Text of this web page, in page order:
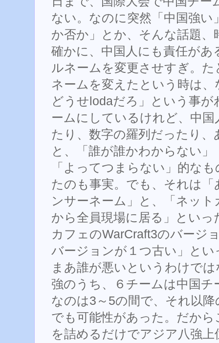
ない。なのに突然「中国強
か否か」とか、そんな話題
確かに、中国人にも責任が
ルネームを変更させすぎ。
ネームを変えたという時は
どうせlodaだろ」という事
ームにしているけれど、中
たり、数字の羅列だったり
と、「誰が誰かわからない
「よってつまらない」的な
たのも事実。でも、それは
ンサーネーム」と、「ネッ
から全員現場に居る」とい
カフェのWarCraft3のバージ
バージョンが１つ古い」と
まあ誰が悪いというわけで
強のうち、６チームは中国
なのは3～5の間で、それ以
でも可能性があった。だか
を詰めるだけでアジア八強